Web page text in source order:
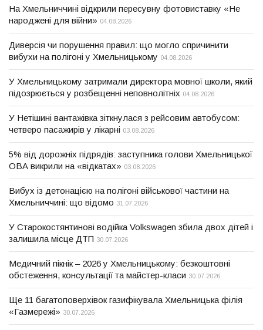
На Хмельниччині відкрили пересувну фотовиставку «Не
народжені для війни» 04.08.2026
Диверсія чи порушення правил: що могло спричинити
вибухи на полігоні у Хмельницькому 04.08.2026
У Хмельницькому затримали директора мовної школи, який
підозрюється у розбещенні неповнолітніх 04.08.2026
У Нетішині вантажівка зіткнулася з рейсовим автобусом:
четверо пасажирів у лікарні 03.08.2026
5% від дорожніх підрядів: заступника голови Хмельницької
ОВА викрили на «відкатах» 03.08.2026
Вибух із детонацією на полігоні військової частини на
Хмельниччині: що відомо 31.07.2026
У Старокостянтинові водійка Volkswagen збила двох дітей і
залишила місце ДТП 30.07.2026
Медичний пікнік – 2026 у Хмельницькому: безкоштовні
обстеження, консультації та майстер-класи 30.07.2026
Ще 11 багатоповерхівок газифікувала Хмельницька філія
«Газмережі» 30.07.2026